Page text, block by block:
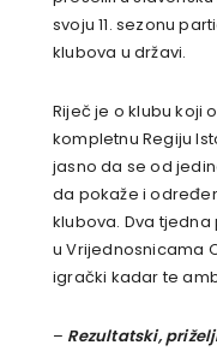
svoju 11. sezonu
klubova u državi.
Riječ je o klubu koji
kompletnu Regiju
jasno da se od
da pokaže i
klubova. Dva
u Vrijednosnicama
igrački kadar te
– Rezultatski,